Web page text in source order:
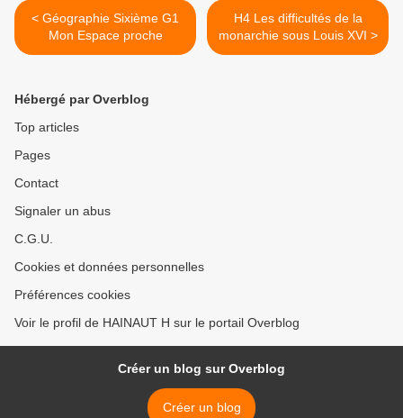
< Géographie Sixième G1
Mon Espace proche
H4 Les difficultés de la
monarchie sous Louis XVI >
Hébergé par Overblog
Top articles
Pages
Contact
Signaler un abus
C.G.U.
Cookies et données personnelles
Préférences cookies
Voir le profil de HAINAUT H sur le portail Overblog
Créer un blog sur Overblog
Créer un blog